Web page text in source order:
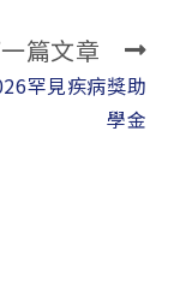
篇文章
罕見疾病獎助
學金